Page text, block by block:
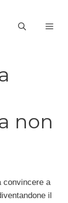
non
a
il